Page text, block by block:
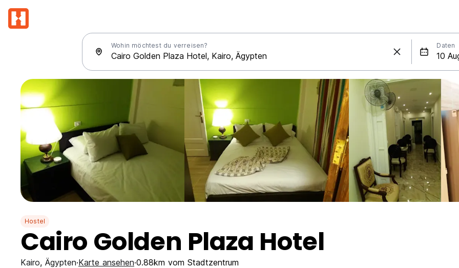
Wohin möchtest du verreisen? Daten
Hostel
Cairo Golden Plaza Hotel
Kairo, Ägypten Karte ansehen 0.88km vom Stadtzentrum